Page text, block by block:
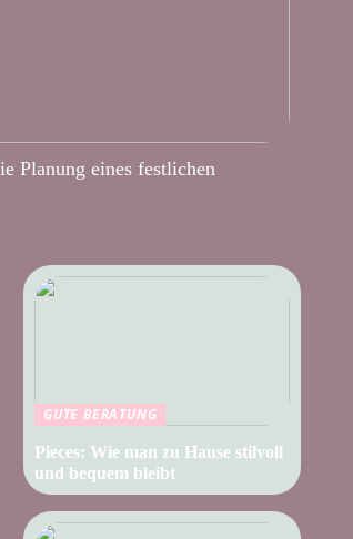
Planung eines festlichen
GUTE BERATUNG
Pieces: Wie man zu Hause stilvoll
und bequem bleibt